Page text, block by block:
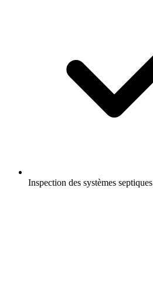
Inspection des systèmes septiques